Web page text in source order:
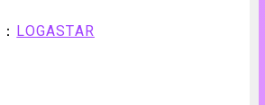
LOGASTAR